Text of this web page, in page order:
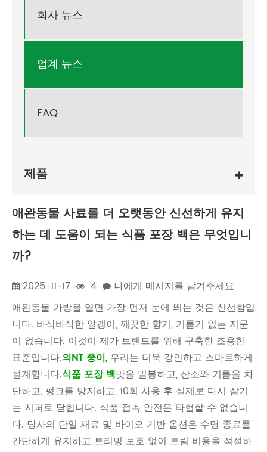
회사 뉴스
업계 뉴스
FAQ
제품
애완동물 사료를 더 오랫동안 신선하게 유지
하는 데 도움이 되는 식품 포장 백은 무엇입니
까?
2025-11-17 4
나에게 메시지를 남겨주세요
애완동물 가방을 열면 가장 먼저 눈에 띄는 것은 신선함입
니다. 바삭바삭한 알갱이, 깨끗한 향기, 기름기 없는 지문
이 없습니다. 이것이 제가 브랜드를 위해 구축한 조용한
표준입니다.의NT 종이, 우리는 더욱 강인하고 스마트하게
설계합니다.식품 포장 백맛을 밀봉하고, 산소와 기름을 차
단하고, 펑크를 방지하고, 10회 사용 후 실제로 다시 잠기
는 지퍼로 닫힙니다. 식품 접촉 안전은 타협할 수 없습니
다. 당사의 단일 재료 및 바이오 기반 옵션은 수명 종료를
간단하게 유지하고 트리밍 보호 없이 트림 비용을 적절하